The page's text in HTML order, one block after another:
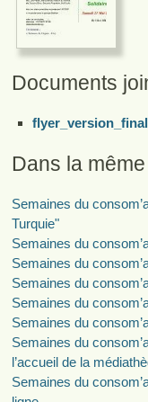
Documents
Dans la
Semaines du
Turquie"
Semaines du
Semaines du
Semaines du
Semaines du
Semaines du
Semaines du
l’accueil de la
Semaines du